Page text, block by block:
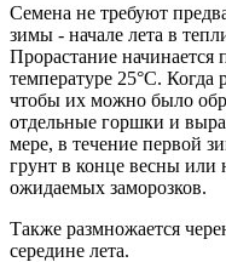
Семена не требуют
зимы - начале лета в
Прорастание начинается
температуре 25°C. Когда
чтобы их можно было
отдельные горшки и
мере, в течение первой
грунт в конце весны или
ожидаемых заморозков.
Также размножается
середине лета.